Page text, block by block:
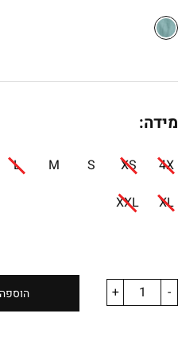
מידה:
4X
XS
S
M
L
XL
XXL
-
+